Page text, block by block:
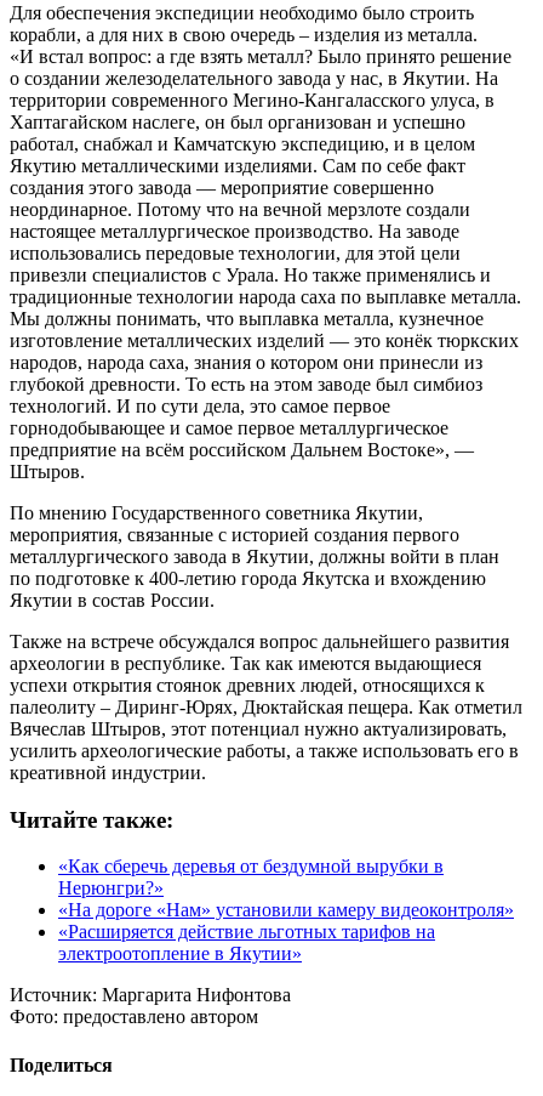
Для обеспечения экспедиции необходимо было строить
корабли, а для них в свою очередь – изделия из металла.
«И встал вопрос: а где взять металл? Было принято решение
о создании железоделательного завода у нас, в Якутии. На
территории современного Мегино-Кангаласского улуса, в
Хаптагайском наслеге, он был организован и успешно
работал, снабжал и Камчатскую экспедицию, и в целом
Якутию металлическими изделиями. Сам по себе факт
создания этого завода — мероприятие совершенно
неординарное. Потому что на вечной мерзлоте создали
настоящее металлургическое производство. На заводе
использовались передовые технологии, для этой цели
привезли специалистов с Урала. Но также применялись и
традиционные технологии народа саха по выплавке металла.
Мы должны понимать, что выплавка металла, кузнечное
изготовление металлических изделий — это конёк тюркских
народов, народа саха, знания о котором они принесли из
глубокой древности. То есть на этом заводе был симбиоз
технологий. И по сути дела, это самое первое
горнодобывающее и самое первое металлургическое
предприятие на всём российском Дальнем Востоке», —
Штыров.
По мнению Государственного советника Якутии,
мероприятия, связанные с историей создания первого
металлургического завода в Якутии, должны войти в план
по подготовке к 400-летию города Якутска и вхождению
Якутии в состав России.
Также на встрече обсуждался вопрос дальнейшего развития
археологии в республике. Так как имеются выдающиеся
успехи открытия стоянок древних людей, относящихся к
палеолиту – Диринг-Юрях, Дюктайская пещера. Как отметил
Вячеслав Штыров, этот потенциал нужно актуализировать,
усилить археологические работы, а также использовать его в
креативной индустрии.
Читайте также:
«Как сберечь деревья от бездумной вырубки в
Нерюнгри?»
«На дороге «Нам» установили камеру видеоконтроля»
«Расширяется действие льготных тарифов на
электроотопление в Якутии»
Источник: Маргарита Нифонтова
Фото: предоставлено автором
Поделиться